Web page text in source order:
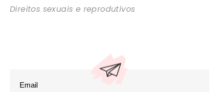
Direitos sexuais e reprodutivos